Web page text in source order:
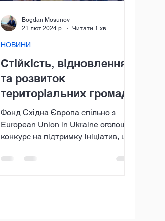
Стійкість, відновлення
та розвиток
територіальних громад
Фонд Східна Європа спільно з
European Union in Ukraine оголошує
конкурс на підтримку ініціатив, що
сприятимуть прозорому
відновленню та...
НОВИНИ
Bogdan Mosunov
21 лют. 2024 р.
Читати 1 хв